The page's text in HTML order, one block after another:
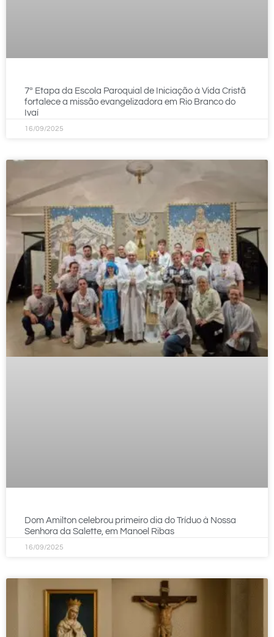
7ª Etapa da Escola Paroquial de Iniciação à Vida Cristã
fortalece a missão evangelizadora em Rio Branco do
Ivaí
16/09/2025
Dom Amilton celebrou primeiro dia do Tríduo à Nossa
Senhora da Salette, em Manoel Ribas
16/09/2025